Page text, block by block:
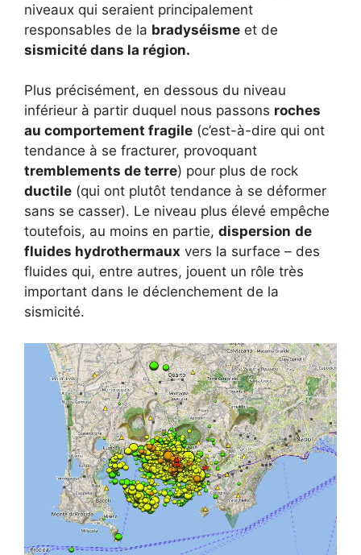
niveaux qui seraient principalement
responsables de la bradyséisme et de
sismicité dans la région.
Plus précisément, en dessous du niveau
inférieur à partir duquel nous passons roches
au comportement fragile (c’est-à-dire qui ont
tendance à se fracturer, provoquant
tremblements de terre) pour plus de rock
ductile (qui ont plutôt tendance à se déformer
sans se casser). Le niveau plus élevé empêche
toutefois, au moins en partie, dispersion de
fluides hydrothermaux vers la surface – des
fluides qui, entre autres, jouent un rôle très
important dans le déclenchement de la
sismicité.